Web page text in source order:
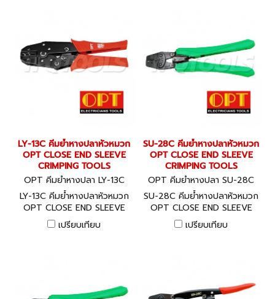
LY-13C คีมย้ำหางปลาหัวหมวก
OPT CLOSE END SLEEVE
CRIMPING TOOLS
OPT คีมย้ำหางปลา LY-13C
LY-13C คีมย้ำหางปลาหัวหมวก
OPT CLOSE END SLEEVE
CRIMPING TOOLS
เปรียบเทียบ
SU-28C คีมย้ำหางปลาหัวหมวก
OPT CLOSE END SLEEVE
CRIMPING TOOLS
OPT คีมย้ำหางปลา SU-28C
SU-28C คีมย้ำหางปลาหัวหมวก
OPT CLOSE END SLEEVE
CRIMPING TOOLS
เปรียบเทียบ